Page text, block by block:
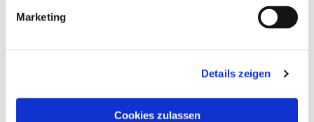
Marketing
Details zeigen
Cookies zulassen